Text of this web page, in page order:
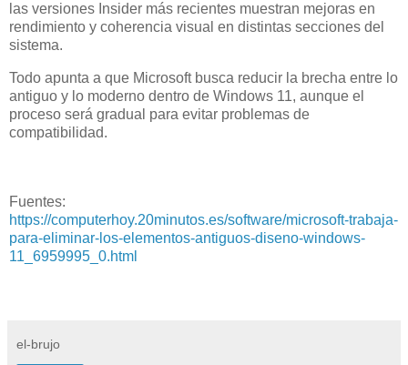
las versiones Insider más recientes muestran mejoras en
rendimiento y coherencia visual en distintas secciones del
sistema.
Todo apunta a que Microsoft busca reducir la brecha entre lo
antiguo y lo moderno dentro de Windows 11, aunque el
proceso será gradual para evitar problemas de
compatibilidad.
Fuentes:
https://computerhoy.20minutos.es/software/microsoft-trabaja-
para-eliminar-los-elementos-antiguos-diseno-windows-
11_6959995_0.html
el-brujo